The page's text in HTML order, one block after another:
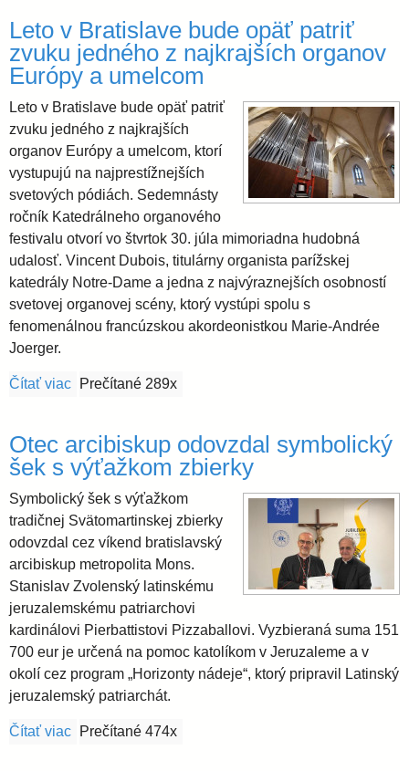
Leto v Bratislave bude opäť patriť
zvuku jedného z najkrajších organov
Európy a umelcom
Leto v Bratislave bude opäť patriť
zvuku jedného z najkrajších
organov Európy a umelcom, ktorí
vystupujú na najprestížnejších
svetových pódiách. Sedemnásty
ročník Katedrálneho organového
festivalu otvorí vo štvrtok 30. júla mimoriadna hudobná
udalosť. Vincent Dubois, titulárny organista parížskej
katedrály Notre-Dame a jedna z najvýraznejších osobností
svetovej organovej scény, ktorý vystúpi spolu s
fenomenálnou francúzskou akordeonistkou Marie-Andrée
Joerger.
Čítať viac o Leto v Bratislave bude opäť patriť zvuku jedného
Prečítané 289x
Otec arcibiskup odovzdal symbolický
šek s výťažkom zbierky
Symbolický šek s výťažkom
tradičnej Svätomartinskej zbierky
odovzdal cez víkend bratislavský
arcibiskup metropolita Mons.
Stanislav Zvolenský latinskému
jeruzalemskému patriarchovi
kardinálovi Pierbattistovi Pizzaballovi. Vyzbieraná suma 151
700 eur je určená na pomoc katolíkom v Jeruzaleme a v
okolí cez program „Horizonty nádeje“, ktorý pripravil Latinský
jeruzalemský patriarchát.
Čítať viac o Otec arcibiskup odovzdal symbolický šek s
Prečítané 474x